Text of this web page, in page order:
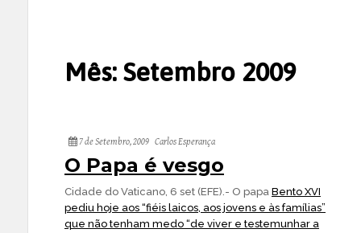
Mês: Setembro 2009
7 de Setembro, 2009 Carlos Esperança
O Papa é vesgo
Cidade do Vaticano, 6 set (EFE).- O papa Bento XVI
pediu hoje aos “fiéis laicos, aos jovens e às famílias”
que não tenham medo “de viver e testemunhar a